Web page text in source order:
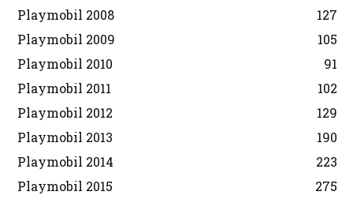
Playmobil 2008
127
Playmobil 2009
105
Playmobil 2010
91
Playmobil 2011
102
Playmobil 2012
129
Playmobil 2013
190
Playmobil 2014
223
Playmobil 2015
275